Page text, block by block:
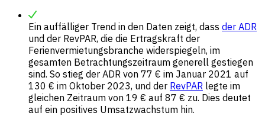
Ein auffälliger Trend in den Daten zeigt, dass der ADR
und der RevPAR, die die Ertragskraft der
Ferienvermietungsbranche widerspiegeln, im
gesamten Betrachtungszeitraum generell gestiegen
sind. So stieg der ADR von 77 € im Januar 2021 auf
130 € im Oktober 2023, und der RevPAR legte im
gleichen Zeitraum von 19 € auf 87 € zu. Dies deutet
auf ein positives Umsatzwachstum hin.